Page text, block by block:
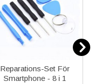
Reparations-Set För
Smartphone - 8 i 1